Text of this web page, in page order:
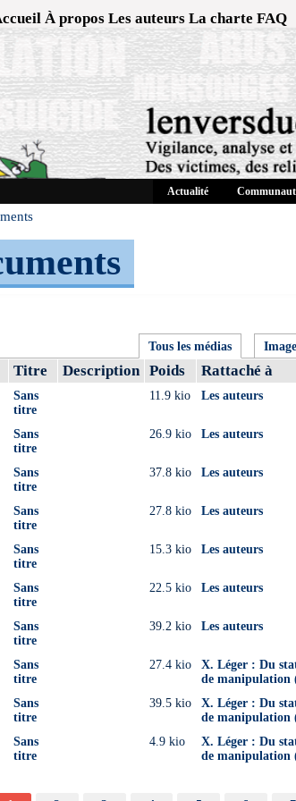
À propos Les auteurs La charte FAQ
Actualité
Tous les médias
Titre Description Poids Rattaché à
Sans
titre
11.9 kio Les auteurs
Sans
titre
26.9 kio Les auteurs
Sans
titre
37.8 kio Les auteurs
Sans
titre
27.8 kio Les auteurs
Sans
titre
15.3 kio Les auteurs
Sans
titre
22.5 kio Les auteurs
Sans
titre
39.2 kio Les auteurs
Sans
titre
27.4 kio
X. Léger : Du
de
Sans
titre
39.5 kio
X. Léger : Du
de
Sans
titre
4.9 kio
X. Léger : Du
de